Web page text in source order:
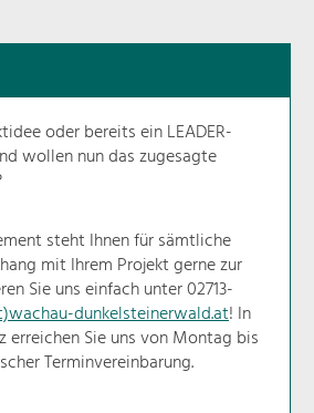
Natur- &
Landschaftsschutz
Pflege, Regulierung und
Weiterentwicklung.
Ortsbild, Baukultur und nachhaltiges
Siedlungswesen.
Land- & Forstwirtschaft
Bewirtschaftung und Pflege der
Kulturlandschaft.
oder bereits ein LEADER-
wollen nun das zugesagte
steht Ihnen für sämtliche
mit Ihrem Projekt gerne zur
Sie uns einfach unter 02713-
dunkelsteinerwald.at! In
erreichen Sie uns von Montag bis
Terminvereinbarung.